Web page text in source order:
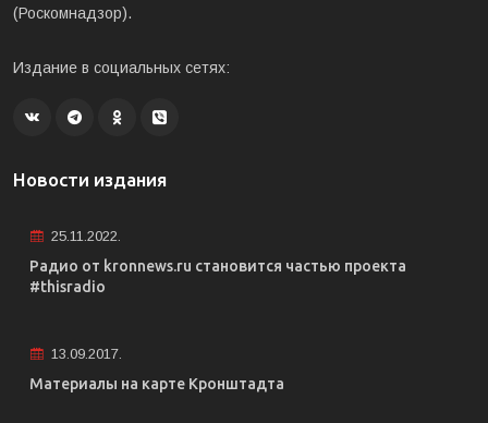
(Роскомнадзор).
Издание в социальных сетях:
Новости издания
25.11.2022.
Радио от kronnews.ru становится частью проекта
#thisradio
13.09.2017.
Материалы на карте Кронштадта